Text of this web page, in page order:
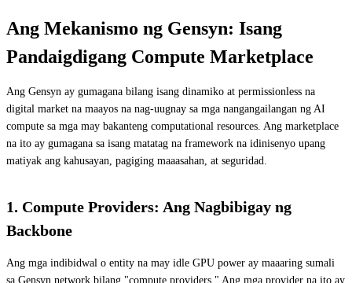
Ang Mekanismo ng Gensyn: Isang
Pandaigdigang Compute Marketplace
Ang Gensyn ay gumagana bilang isang dinamiko at permissionless na
digital market na maayos na nag-uugnay sa mga nangangailangan ng AI
compute sa mga may bakanteng computational resources. Ang marketplace
na ito ay gumagana sa isang matatag na framework na idinisenyo upang
matiyak ang kahusayan, pagiging maaasahan, at seguridad.
1. Compute Providers: Ang Nagbibigay ng
Backbone
Ang mga indibidwal o entity na may idle GPU power ay maaaring sumali
sa Gensyn network bilang "compute providers." Ang mga provider na ito ay